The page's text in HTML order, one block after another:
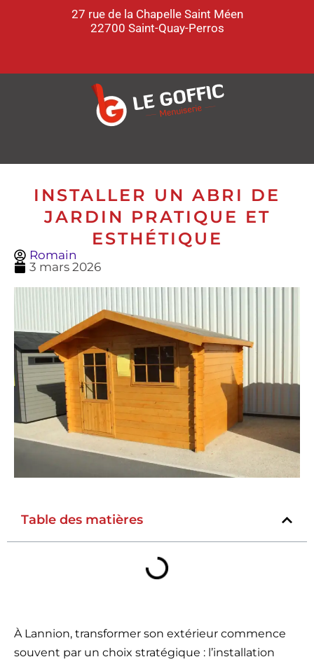
27 rue de la Chapelle Saint Méen
22700 Saint-Quay-Perros
INSTALLER UN ABRI DE
JARDIN PRATIQUE ET
ESTHÉTIQUE
Romain
3 mars 2026
Table des matières
À Lannion, transformer son extérieur commence
souvent par un choix stratégique : l’installation